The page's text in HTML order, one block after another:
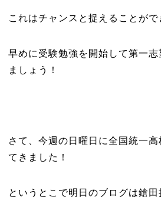
これはチャンスと捉えることがで
早めに受験勉強を開始して第一志
ましょう！
さて、今週の日曜日に全国統一
てきました！
というとこで明日のブログは鎗